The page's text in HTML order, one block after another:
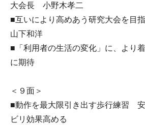
大会長 小野木孝二
■互いにより高めあう研究大会を目
山下和洋
■「利用者の生活の変化」に、より
に期待
＜９面＞
■動作を最大限引き出す歩行練習
ビリ効果高める